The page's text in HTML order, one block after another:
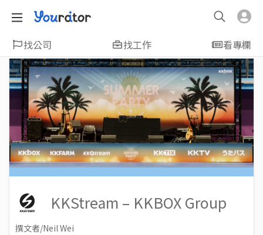
找公司 找工作 看專欄
KKStream – KKBOX Group
撰文者/Neil Wei